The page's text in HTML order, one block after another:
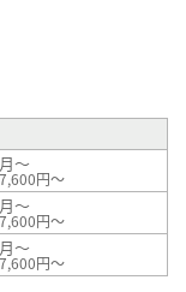
～
円～
～
円～
～
円～